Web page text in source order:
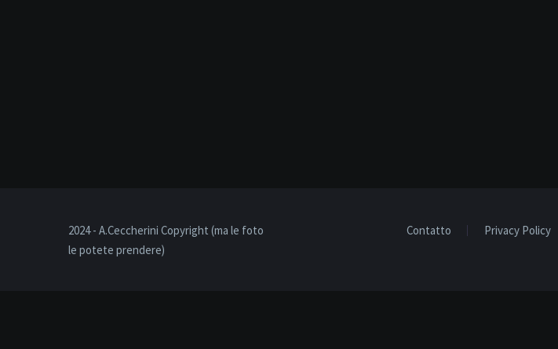
Contatto Privacy Policy
2024 - A.Ceccherini Copyright (ma le foto
le potete prendere)